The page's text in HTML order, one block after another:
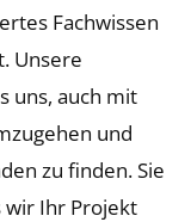
Fachwissen
Unsere
uns, auch mit
und
zu finden. Sie
wir Ihr Projekt